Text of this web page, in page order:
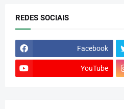
REDES SOCIAIS
Facebook
YouTube